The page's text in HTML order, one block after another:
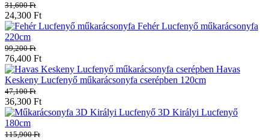
31,600Ft
24,300 Ft
Fehér Lucfenyő műkarácsonyfa
220cm
99,200Ft
76,400 Ft
Havas
Keskeny Lucfenyő műkarácsonyfa cserépben 120cm
47,100Ft
36,300 Ft
3D Királyi Lucfenyő
180cm
115,900Ft